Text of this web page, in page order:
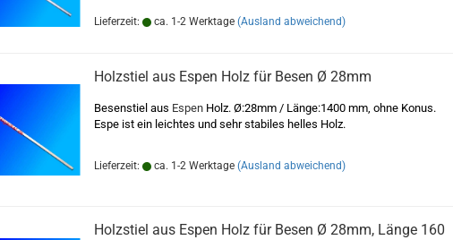
Lieferzeit: ca. 1-2 Werktage (Ausland abweichend)
Holzstiel aus Espen Holz für Besen Ø 28mm
Besenstiel aus Espen Holz. Ø:28mm / Länge:1400 mm, ohne Konus.
Espe ist ein leichtes und sehr stabiles helles Holz.
Lieferzeit: ca. 1-2 Werktage (Ausland abweichend)
Holzstiel aus Espen Holz für Besen Ø 28mm, Länge 160